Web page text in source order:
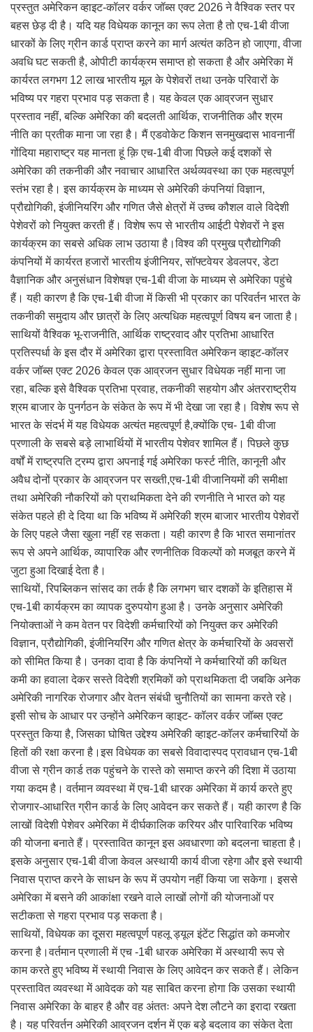
प्रस्तुत अमेरिकन व्हाइट-कॉलर वर्कर जॉब्स एक्ट 2026 ने वैश्विक स्तर पर
बहस छेड़ दी है। यदि यह विधेयक कानून का रूप लेता है तो एच-1बी वीजा
धारकों के लिए ग्रीन कार्ड प्राप्त करने का मार्ग अत्यंत कठिन हो जाएगा, वीजा
अवधि घट सकती है, ओपीटी कार्यक्रम समाप्त हो सकता है और अमेरिका में
कार्यरत लगभग 12 लाख भारतीय मूल के पेशेवरों तथा उनके परिवारों के
भविष्य पर गहरा प्रभाव पड़ सकता है। यह केवल एक आव्रजन सुधार
प्रस्ताव नहीं, बल्कि अमेरिका की बदलती आर्थिक, राजनीतिक और श्रम
नीति का प्रतीक माना जा रहा है। मैं एडवोकेट किशन सनमुखदास भावनानीं
गोंदिया महाराष्ट्र यह मानता हूं क़ि एच-1बी वीजा पिछले कई दशकों से
अमेरिका की तकनीकी और नवाचार आधारित अर्थव्यवस्था का एक महत्वपूर्ण
स्तंभ रहा है। इस कार्यक्रम के माध्यम से अमेरिकी कंपनियां विज्ञान,
प्रौद्योगिकी, इंजीनियरिंग और गणित जैसे क्षेत्रों में उच्च कौशल वाले विदेशी
पेशेवरों को नियुक्त करती हैं। विशेष रूप से भारतीय आईटी पेशेवरों ने इस
कार्यक्रम का सबसे अधिक लाभ उठाया है।विश्व की प्रमुख प्रौद्योगिकी
कंपनियों में कार्यरत हजारों भारतीय इंजीनियर, सॉफ्टवेयर डेवलपर, डेटा
वैज्ञानिक और अनुसंधान विशेषज्ञ एच-1बी वीजा के माध्यम से अमेरिका पहुंचे
हैं। यही कारण है कि एच-1बी वीजा में किसी भी प्रकार का परिवर्तन भारत के
तकनीकी समुदाय और छात्रों के लिए अत्यधिक महत्वपूर्ण विषय बन जाता है।
साथियों वैश्विक भू-राजनीति, आर्थिक राष्ट्रवाद और प्रतिभा आधारित
प्रतिस्पर्धा के इस दौर में अमेरिका द्वारा प्रस्तावित अमेरिकन व्हाइट-कॉलर
वर्कर जॉब्स एक्ट 2026 केवल एक आव्रजन सुधार विधेयक नहीं माना जा
रहा, बल्कि इसे वैश्विक प्रतिभा प्रवाह, तकनीकी सहयोग और अंतरराष्ट्रीय
श्रम बाजार के पुनर्गठन के संकेत के रूप में भी देखा जा रहा है। विशेष रूप से
भारत के संदर्भ में यह विधेयक अत्यंत महत्वपूर्ण है,क्योंकि एच- 1बी वीजा
प्रणाली के सबसे बड़े लाभार्थियों में भारतीय पेशेवर शामिल हैं। पिछले कुछ
वर्षों में राष्ट्रपति ट्रम्प द्वारा अपनाई गई अमेरिका फर्स्ट नीति, कानूनी और
अवैध दोनों प्रकार के आव्रजन पर सख्ती,एच-1बी वीजानियमों की समीक्षा
तथा अमेरिकी नौकरियों को प्राथमिकता देने की रणनीति ने भारत को यह
संकेत पहले ही दे दिया था कि भविष्य में अमेरिकी श्रम बाजार भारतीय पेशेवरों
के लिए पहले जैसा खुला नहीं रह सकता। यही कारण है कि भारत समानांतर
रूप से अपने आर्थिक, व्यापारिक और रणनीतिक विकल्पों को मजबूत करने में
जुटा हुआ दिखाई देता है।
साथियों, रिपब्लिकन सांसद का तर्क है कि लगभग चार दशकों के इतिहास में
एच-1बी कार्यक्रम का व्यापक दुरुपयोग हुआ है। उनके अनुसार अमेरिकी
नियोक्ताओं ने कम वेतन पर विदेशी कर्मचारियों को नियुक्त कर अमेरिकी
विज्ञान, प्रौद्योगिकी, इंजीनियरिंग और गणित क्षेत्र के कर्मचारियों के अवसरों
को सीमित किया है। उनका दावा है कि कंपनियों ने कर्मचारियों की कथित
कमी का हवाला देकर सस्ते विदेशी श्रमिकों को प्राथमिकता दी जबकि अनेक
अमेरिकी नागरिक रोजगार और वेतन संबंधी चुनौतियों का सामना करते रहे।
इसी सोच के आधार पर उन्होंने अमेरिकन व्हाइट- कॉलर वर्कर जॉब्स एक्ट
प्रस्तुत किया है, जिसका घोषित उद्देश्य अमेरिकी व्हाइट-कॉलर कर्मचारियों के
हितों की रक्षा करना है।इस विधेयक का सबसे विवादास्पद प्रावधान एच-1बी
वीजा से ग्रीन कार्ड तक पहुंचने के रास्ते को समाप्त करने की दिशा में उठाया
गया कदम है। वर्तमान व्यवस्था में एच-1बी धारक अमेरिका में कार्य करते हुए
रोजगार-आधारित ग्रीन कार्ड के लिए आवेदन कर सकते हैं। यही कारण है कि
लाखों विदेशी पेशेवर अमेरिका में दीर्घकालिक करियर और पारिवारिक भविष्य
की योजना बनाते हैं। प्रस्तावित कानून इस अवधारणा को बदलना चाहता है।
इसके अनुसार एच-1बी वीजा केवल अस्थायी कार्य वीजा रहेगा और इसे स्थायी
निवास प्राप्त करने के साधन के रूप में उपयोग नहीं किया जा सकेगा। इससे
अमेरिका में बसने की आकांक्षा रखने वाले लाखों लोगों की योजनाओं पर
सटीकता से गहरा प्रभाव पड़ सकता है।
साथियों, विधेयक का दूसरा महत्वपूर्ण पहलू ड्यूल इंटेंट सिद्धांत को कमजोर
करना है।वर्तमान प्रणाली में एच -1बी धारक अमेरिका में अस्थायी रूप से
काम करते हुए भविष्य में स्थायी निवास के लिए आवेदन कर सकते हैं। लेकिन
प्रस्तावित व्यवस्था में आवेदक को यह साबित करना होगा कि उसका स्थायी
निवास अमेरिका के बाहर है और वह अंततः अपने देश लौटने का इरादा रखता
है। यह परिवर्तन अमेरिकी आव्रजन दर्शन में एक बड़े बदलाव का संकेत देता